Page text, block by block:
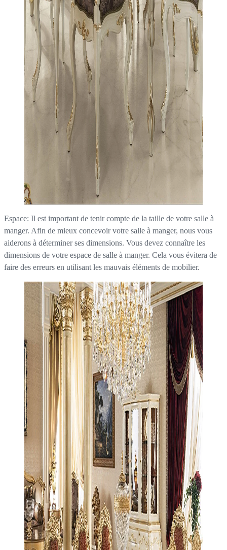
Espace: Il est important de tenir compte de la taille de votre salle à
manger. Afin de mieux concevoir votre salle à manger, nous vous
aiderons à déterminer ses dimensions. Vous devez connaître les
dimensions de votre espace de salle à manger. Cela vous évitera de
faire des erreurs en utilisant les mauvais éléments de mobilier.